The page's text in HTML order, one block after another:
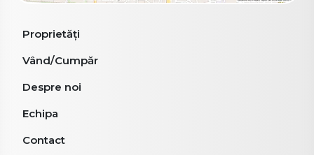
Proprietăți
Vând/Cumpăr
Despre noi
Echipa
Contact